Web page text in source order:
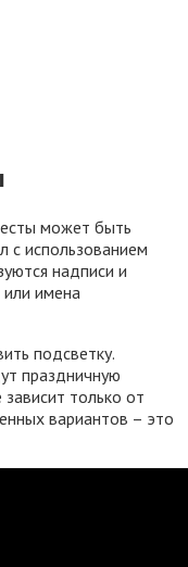
может быть
с использованием
надписи и
имена
подсветку.
праздничную
только от
вариантов – это